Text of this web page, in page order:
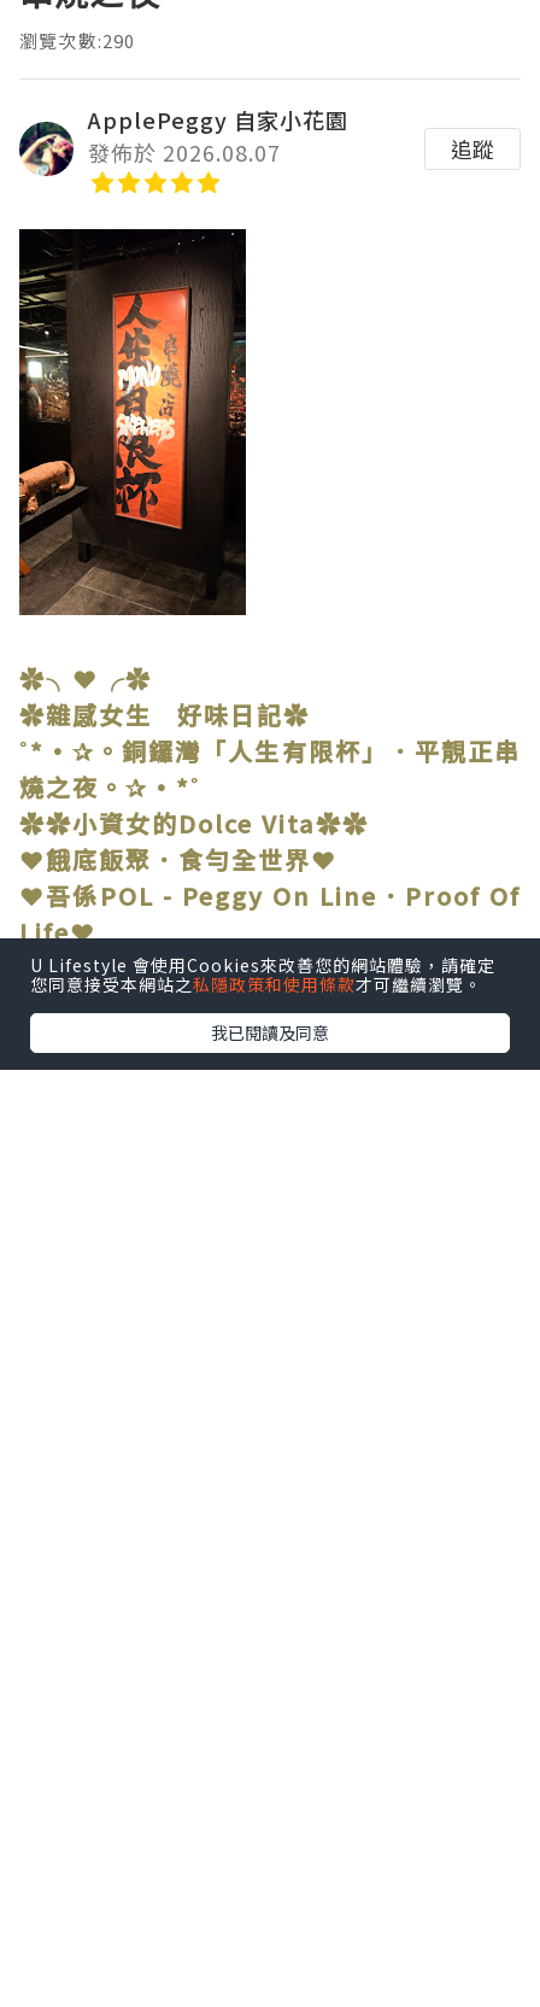
瀏覽次數:290
ApplePeggy 自家小花園
發佈於 2026.08.07
追蹤
✿╮❤╭✿
✿雜感女生 好味日記✿
˚*•✰。銅鑼灣「人生有限杯」．平靚正串
燒之夜。✰•*˚
✿✿小資女的Dolce Vita✿✿
❤餓底飯聚．食勻全世界❤
❤吾係POL - Peggy On Line．Proof Of
Life❤
❤
近排真係忙到頭頂出煙，難得夾到姐妹放
U Lifestyle 會使用Cookies來改善您的網站體驗，請確定
您同意接受本網站之私隱政策和使用條款才可繼續瀏覽。
我已閱讀及同意